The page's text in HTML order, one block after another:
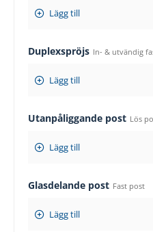
Lägg till
Duplexspröjs In- & utvändig
Lägg till
Utanpåliggande post Lös
Lägg till
Glasdelande post Fast post
Lägg till